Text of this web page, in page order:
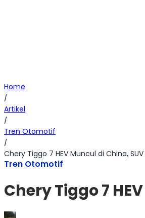
Home
/
Artikel
/
Tren Otomotif
/
Chery Tiggo 7 HEV Muncul di China,
Tren Otomotif
Chery Tiggo 7